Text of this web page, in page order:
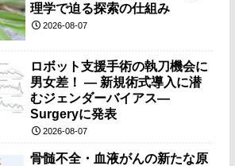
理学で迫る探索の仕組み
2026-08-07
ロボット支援手術の執刀機会に
男女差！ — 新規術式導入に潜
むジェンダーバイアス—
Surgeryに発表
2026-08-07
骨髄不全・血液がんの新たな原